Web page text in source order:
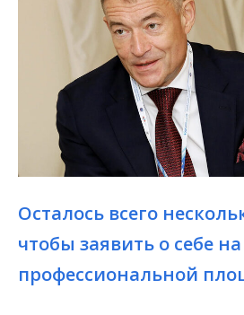
Регистрация
Уважаемые коллеги!
15–19 сентября 2025
всё профессиональное
соберется вместе, чтобы
еще один шаг в борьбе
Осталось всего
чтобы заявить о себе
профессиональной